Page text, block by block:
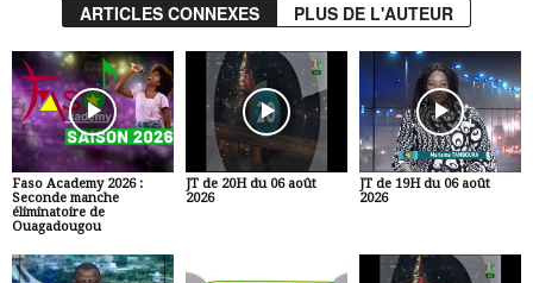
ARTICLES CONNEXES PLUS DE L'AUTEUR
Faso Academy 2026 :
Seconde manche
éliminatoire de
Ouagadougou
JT de 20H du 06 août
2026
JT de 19H du 06 août
2026